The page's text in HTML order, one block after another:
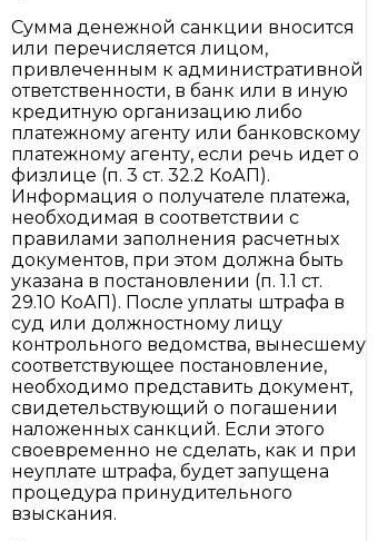
Сумма денежной санкции вносится
или перечисляется лицом,
привлеченным к административной
ответственности, в банк или в иную
кредитную организацию либо
платежному агенту или банковскому
платежному агенту, если речь идет о
физлице (п. 3 ст. 32.2 КоАП).
Информация о получателе платежа,
необходимая в соответствии с
правилами заполнения расчетных
документов, при этом должна быть
указана в постановлении (п. 1.1 ст.
29.10 КоАП). После уплаты штрафа в
суд или должностному лицу
контрольного ведомства, вынесшему
соответствующее постановление,
необходимо представить документ,
свидетельствующий о погашении
наложенных санкций. Если этого
своевременно не сделать, как и при
неуплате штрафа, будет запущена
процедура принудительного
взыскания.